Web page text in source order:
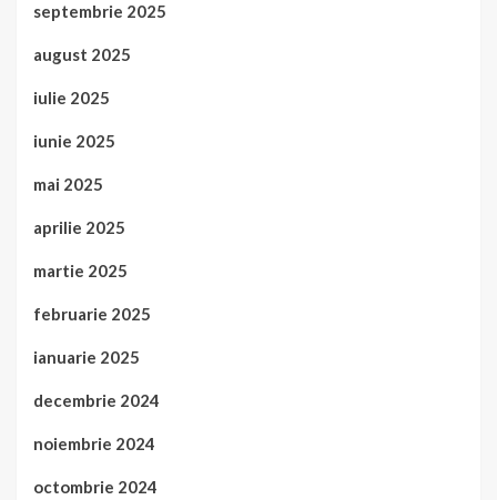
septembrie 2025
august 2025
iulie 2025
iunie 2025
mai 2025
aprilie 2025
martie 2025
februarie 2025
ianuarie 2025
decembrie 2024
noiembrie 2024
octombrie 2024